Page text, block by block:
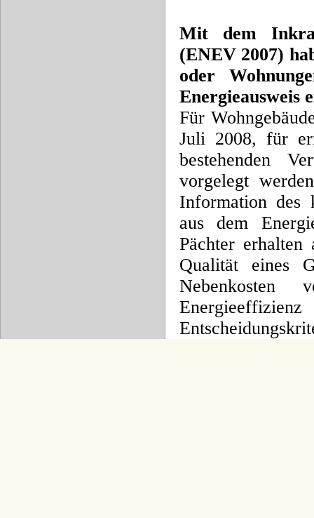
Mit dem
(ENEV 2007)
oder
Energieausweis
Für
Juli 2008, für
bestehenden
vorgelegt
Information des
aus dem
Pächter
Qualität eines
Nebenkosten